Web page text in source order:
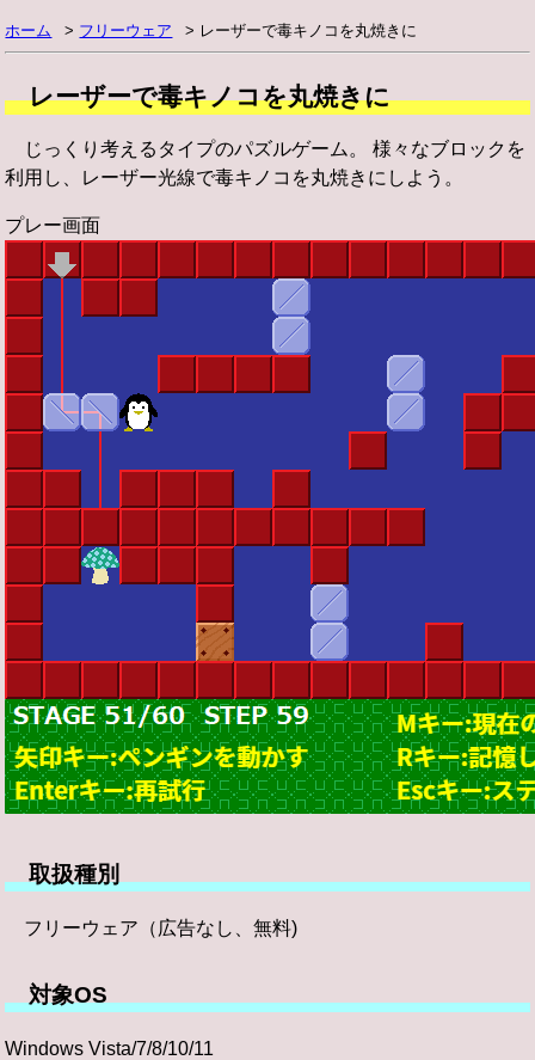
ホーム フリーウェア レーザーで毒キノコを丸焼きに
レーザーで毒キノコを丸焼きに
じっくり考えるタイプのパズルゲーム。 様々なブロックを
利用し、レーザー光線で毒キノコを丸焼きにしよう。
プレー画面
取扱種別
フリーウェア（広告なし、無料)
対象OS
Windows Vista/7/8/10/11